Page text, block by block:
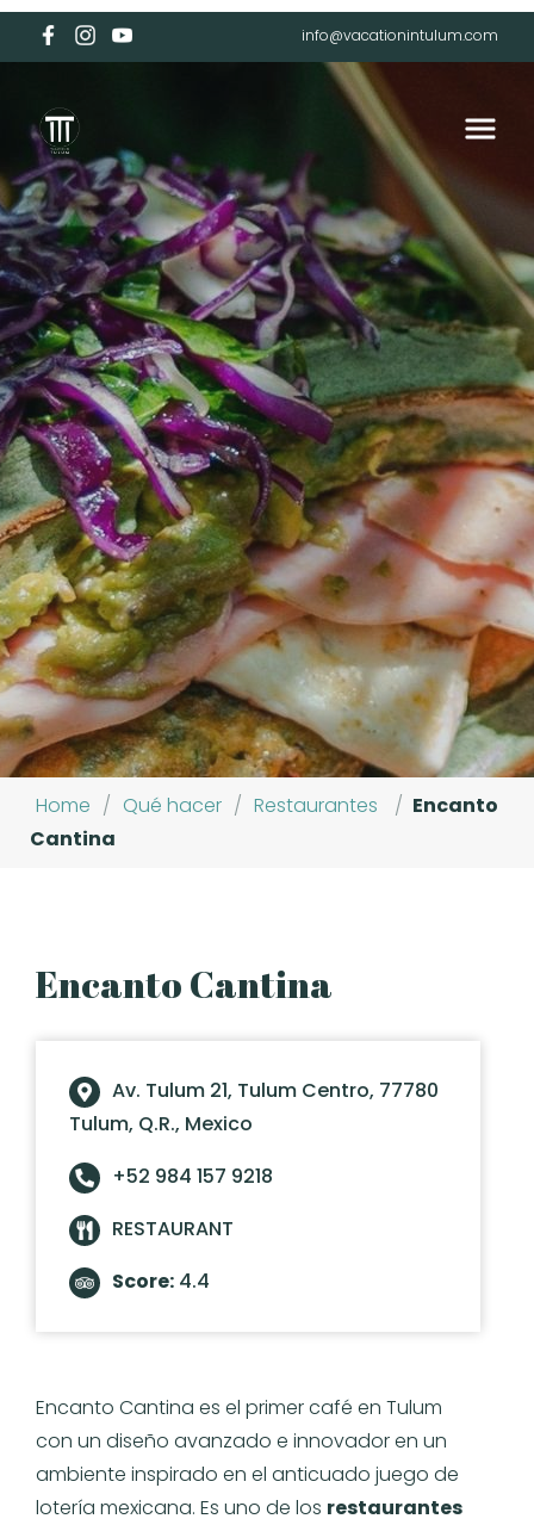
info@vacationintulum.com
Home / Qué hacer / Restaurantes / Encanto
Cantina
Encanto Cantina
Av. Tulum 21, Tulum Centro, 77780
Tulum, Q.R., Mexico
+52 984 157 9218
RESTAURANT
Score: 4.4
Encanto Cantina es el primer café en Tulum
con un diseño avanzado e innovador en un
ambiente inspirado en el anticuado juego de
lotería mexicana. Es uno de los restaurantes